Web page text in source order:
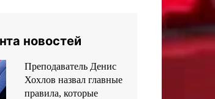
новостей
Преподаватель Денис
Хохлов назвал главные
правила, которые